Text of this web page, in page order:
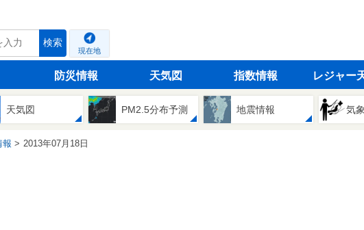
検索
現在地
防災情報 天気図 指数情報 レジャー
天気図 PM2.5分布予測 地震情報 気
報 2013年07月18日